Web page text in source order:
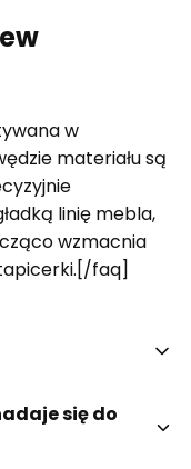
w
materiału są
linię mebla,
wzmacnia
faq]
się do